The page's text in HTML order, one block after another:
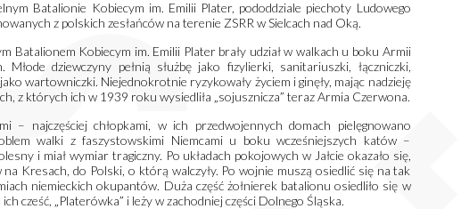
Batalionie Kobiecym im. Emilii Plater, pododdziale piechoty Ludowego
z polskich zesłańców na terenie ZSRR w Sielcach nad Oką.
Batalionem Kobiecym im. Emilii Plater brały udział w walkach u boku Armii
dziewczyny pełnią służbę jako fizylierki, sanitariuszki, łączniczki,
wartowniczki. Niejednokrotnie ryzykowały życiem i ginęły, mając nadzieję
z których ich w 1939 roku wysiedliła „sojusznicza” teraz Armia Czerwona.
– najczęściej chłopkami, w ich przedwojennych domach pielęgnowano
walki z faszystowskimi Niemcami u boku wcześniejszych katów –
i miał wymiar tragiczny. Po układach pokojowych w Jałcie okazało się,
Kresach, do Polski, o którą walczyły. Po wojnie muszą osiedlić się na tak
niemieckich okupantów. Duża część żołnierek batalionu osiedliło się w
cześć, „Platerówka” i leży w zachodniej części Dolnego Śląska.